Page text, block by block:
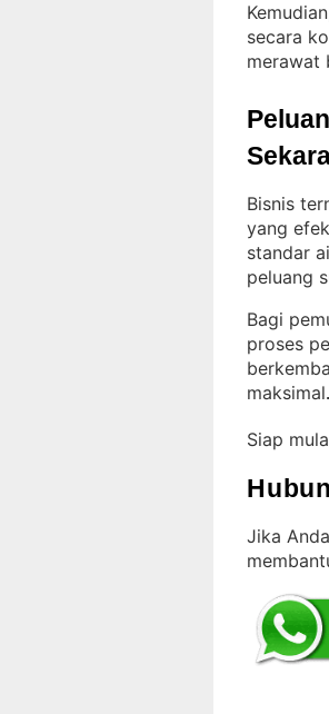
secara
merawat
Bisnis
yang
standar
peluang
Bagi
proses
maksimal.
Siap
Jika